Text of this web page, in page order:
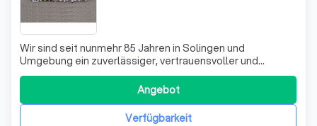
Wir sind seit nunmehr 85 Jahren in Solingen und
Umgebung ein zuverlässiger, vertrauensvoller und
zukunftsorientierter Familienbetrieb. Wir gehen mit der
Zeit, halten unsere Mitarbeiter auf dem aktuellsten Stand
der Technik und sehen uns als Partner an Ihrer Seite bei
dem Ihre vier Wände in den best
Verfügbarkeit
Angebot